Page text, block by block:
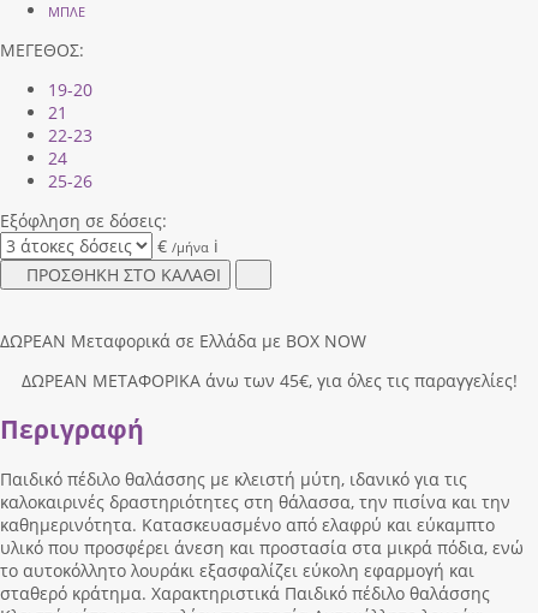
ΜΠΛΕ
ΜΕΓΕΘΟΣ:
19-20
21
22-23
24
25-26
Εξόφληση σε δόσεις:
€ /μήνα i
ΠΡΟΣΘΗΚΗ ΣΤΟ ΚΑΛΑΘΙ
ΔΩΡΕΑΝ Μεταφορικά σε Ελλάδα με BOX NOW
ΔΩΡΕΑΝ ΜΕΤΑΦΟΡΙΚΑ άνω των 45€, για όλες τις παραγγελίες!
Περιγραφή
Παιδικό πέδιλο θαλάσσης με κλειστή μύτη, ιδανικό για τις
καλοκαιρινές δραστηριότητες στη θάλασσα, την πισίνα και την
καθημερινότητα. Κατασκευασμένο από ελαφρύ και εύκαμπτο
υλικό που προσφέρει άνεση και προστασία στα μικρά πόδια, ενώ
το αυτοκόλλητο λουράκι εξασφαλίζει εύκολη εφαρμογή και
σταθερό κράτημα. Χαρακτηριστικά Παιδικό πέδιλο θαλάσσης